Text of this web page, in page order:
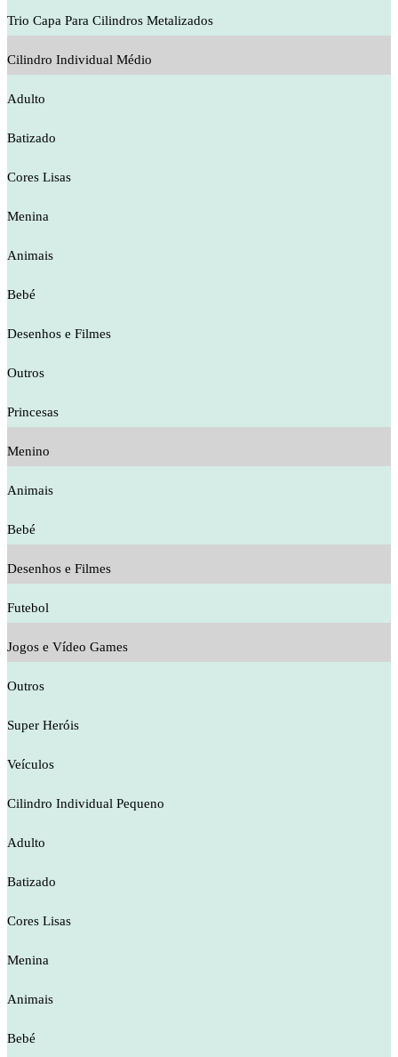
Trio Capa Para Cilindros Metalizados
Cilindro Individual Médio
Adulto
Batizado
Cores Lisas
Menina
Animais
Bebé
Desenhos e Filmes
Outros
Princesas
Menino
Animais
Bebé
Desenhos e Filmes
Futebol
Jogos e Vídeo Games
Outros
Super Heróis
Veículos
Cilindro Individual Pequeno
Adulto
Batizado
Cores Lisas
Menina
Animais
Bebé